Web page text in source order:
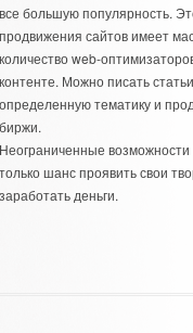
большую популярность.
сайтов имеет
web-
Можно писать
тематику и
шанс проявить свои
деньги.